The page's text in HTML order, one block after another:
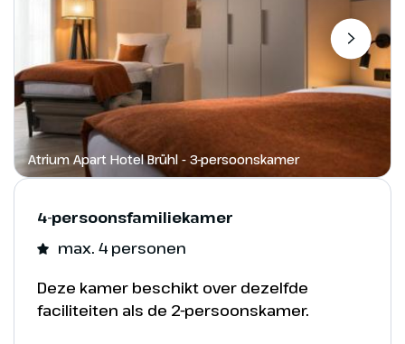
Atrium Apart Hotel Brühl - 3-persoonskamer
4-persoonsfamiliekamer
max. 4 personen
Deze kamer beschikt over dezelfde
faciliteiten als de 2-persoonskamer.
Phantasialand - China Town
Rookburgh
Ontdek de nieuwe wereld Rookburgh! Een
wereldwijd ongeëvenaard avontuur welke
alle verbeelding voorbij gaat: stoom hangt
in de straten, het gebons van machines
klinkt in de verte en plots scheert er
voorbij. De droom van vliegen komt hier uit
in F.L.Y. – ’s werelds eerste en langste Flying